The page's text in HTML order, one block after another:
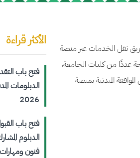
نقل الخدمات عبر منصة
عددًا من كليات الجامعة،
لاستقبال الموافقة المبدئية بمنصة
الأكثر قراءة
فتح باب
الدبلومات
2026
فتح باب
الدبلوم
فنون